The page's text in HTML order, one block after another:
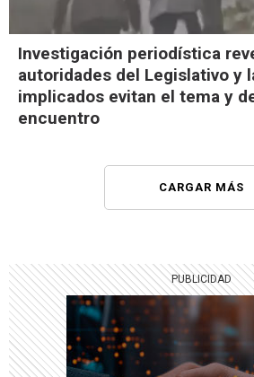
Investigación periodística
autoridades del Legislativo y
implicados evitan el tema y
encuentro
CARGAR MÁS